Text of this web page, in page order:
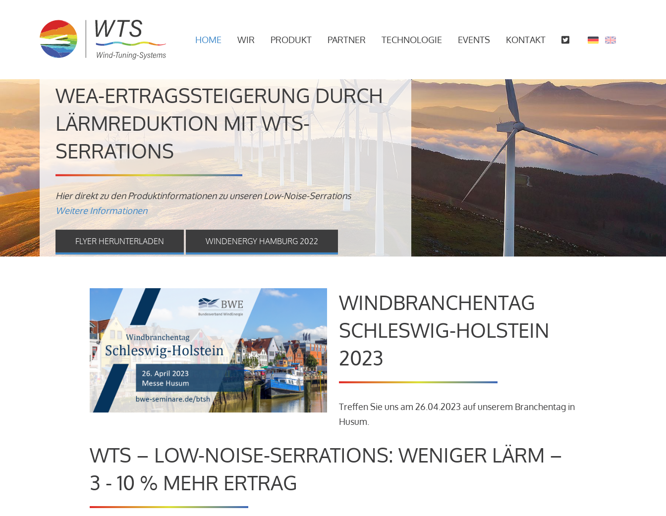
HOME WIR PRODUKT PARTNER TECHNOLOGIE EVENTS KONTAKT
WEA-ERTRAGSSTEIGERUNG DURCH
LÄRMREDUKTION MIT WTS-
SERRATIONS
Hier direkt zu den Produktinformationen zu unseren Low-Noise-Serrations
Weitere Informationen
FLYER HERUNTERLADEN WINDENERGY HAMBURG 2022
WINDBRANCHENTAG
SCHLESWIG-HOLSTEIN
2023
Treffen Sie uns am 26.04.2023 auf unserem Branchentag in
Husum.
WTS – LOW-NOISE-SERRATIONS: WENIGER LÄRM –
3 - 10 % MEHR ERTRAG